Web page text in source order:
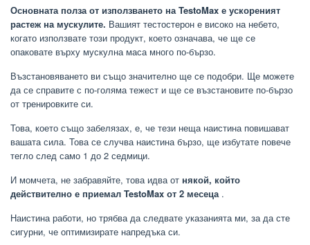
Основната полза от използването на TestoMax е ускореният
растеж на мускулите. Вашият тестостерон е високо на небето,
когато използвате този продукт, което означава, че ще се
опаковате върху мускулна маса много по-бързо.
Възстановяването ви също значително ще се подобри. Ще можете
да се справите с по-голяма тежест и ще се възстановите по-бързо
от тренировките си.
Това, което също забелязах, е, че тези неща наистина повишават
вашата сила. Това се случва наистина бързо, ще избутате повече
тегло след само 1 до 2 седмици.
И момчета, не забравяйте, това идва от някой, който
действително е приемал TestoMax от 2 месеца.
Наистина работи, но трябва да следвате указанията ми, за да сте
сигурни, че оптимизирате напредъка си.